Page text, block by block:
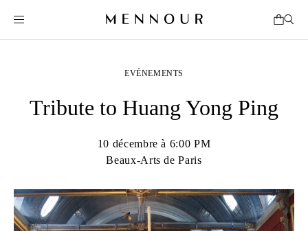
EVÉNEMENTS
Tribute to Huang Yong Ping
10 décembre à 6:00 PM
Beaux-Arts de Paris